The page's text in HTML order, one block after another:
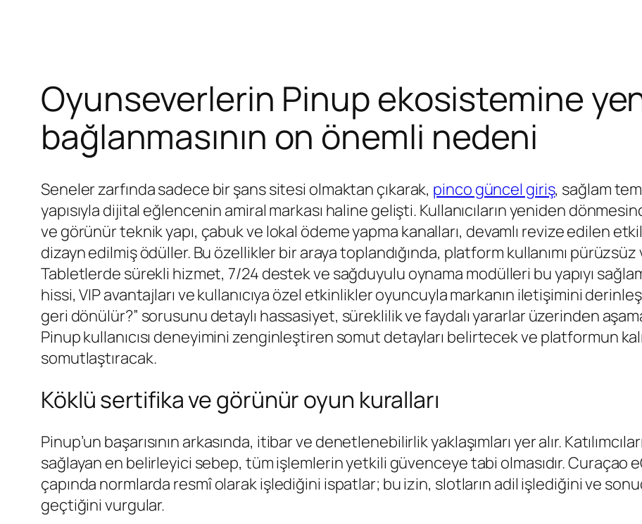
Oyunseverlerin Pinup ekosistemine
bağlanmasının on önemli nedeni
Seneler zarfında sadece bir şans sitesi olmaktan çıkarak, pinco güncel giriş, sağlam
yapısıyla dijital eğlencenin amiral markası haline gelişti. Kullanıcıların yeniden
ve görünür teknik yapı, çabuk ve lokal ödeme yapma kanalları, devamlı revize edilen
dizayn edilmiş ödüller. Bu özellikler bir araya toplandığında, platform kullanımı pürüzsüz
Tabletlerde sürekli hizmet, 7/24 destek ve sağduyulu oynama modülleri bu yapıyı
hissi, VIP avantajları ve kullanıcıya özel etkinlikler oyuncuyla markanın iletişimini
geri dönülür?” sorusunu detaylı hassasiyet, süreklilik ve faydalı yararlar üzerinden
Pinup kullanıcısı deneyimini zenginleştiren somut detayları belirtecek ve platformun
somutlaştıracak.
Köklü sertifika ve görünür oyun kuralları
Pinup’un başarısının arkasında, itibar ve denetlenebilirlik yaklaşımları yer alır.
sağlayan en belirleyici sebep, tüm işlemlerin yetkili güvenceye tabi olmasıdır. Curaçao
çapında normlarda resmî olarak işlediğini ispatlar; bu izin, slotların adil işlediğini ve
geçtiğini vurgular.